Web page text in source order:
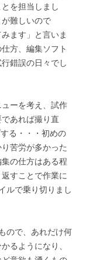
を担当しまし
難しいので
ます」と言いま
方、編集ソフト
錯誤の日々でし
ーを考え、試作
あれば撮り直
る・・・初めの
苦労が多かった
の仕方はある程
すことで作業に
ルで乗り切りまし
ので、あれだけ何
るようになり、